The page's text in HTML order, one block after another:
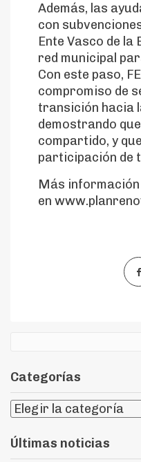
Además, las
con
Ente Vasco de la
red municipal
Con este paso,
compromiso de
transición hacia
demostrando
compartido, y
participación de
Más información
en
Categorías
Últimas noticias